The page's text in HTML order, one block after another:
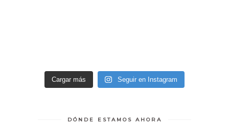
Cargar más Seguir en Instagram
DÓNDE ESTAMOS AHORA